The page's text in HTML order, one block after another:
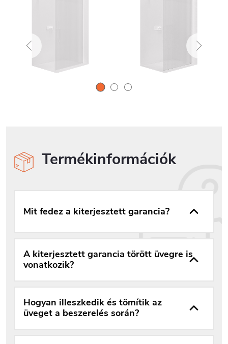
Termékinformációk
Mit fedez a kiterjesztett garancia?
A kiterjesztett garancia törött üvegre is
vonatkozik?
Hogyan illeszkedik és tömítik az
üveget a beszerelés során?